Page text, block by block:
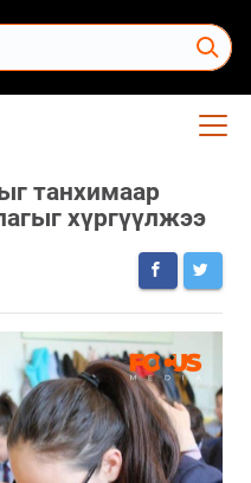
танхимаар
хүргүүлжээ